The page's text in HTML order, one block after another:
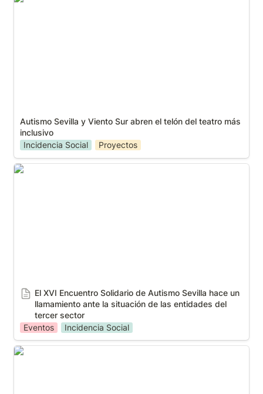
Autismo Sevilla y Viento Sur abren el telón del teatro más
inclusivo
Incidencia Social
Proyectos
El XVI Encuentro Solidario de Autismo Sevilla hace
El XVI Encuentro Solidario de Autismo Sevilla hace un
llamamiento ante la situación de las entidades del
tercer sector
Eventos
Incidencia Social
La complicidad de abuelos y nietos en el calendario